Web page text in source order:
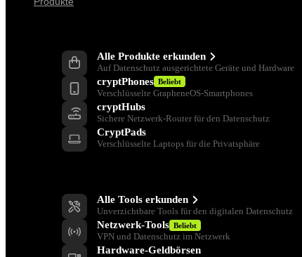
Alle Produkte erkunden
Auf Datenschutz ausgerichtete Geräte und Hardware
cryptPhones Beliebt
Verschlüsselte GrapheneOS-Smartphones
cryptHubs
Sichere Netzwerk-Router für den Datenschutz
CryptPads
Verschlüsselte Laptops für die Privatsphäre
Alle Tools erkunden
Unverzichtbare Tools für den digitalen Datenschutz
Netzwerk-Tools Beliebt
VPN und Datenschutz im Netzwerk
Hardware-Geldbörsen